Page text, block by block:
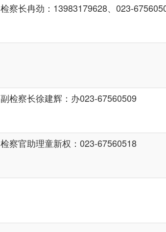
检察长冉劲：13983179628、023-
副检察长徐建辉：办023-67560509
检察官助理童新权：023-67560518